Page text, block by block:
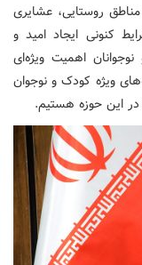
روستایی، عشایری
کنونی ایجاد امید و
اهمیت ویژه‌ای
ویژه کودک و نوجوان
این حوزه هستیم.